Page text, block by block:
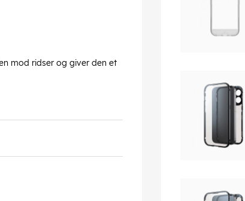
mod ridser og giver den et